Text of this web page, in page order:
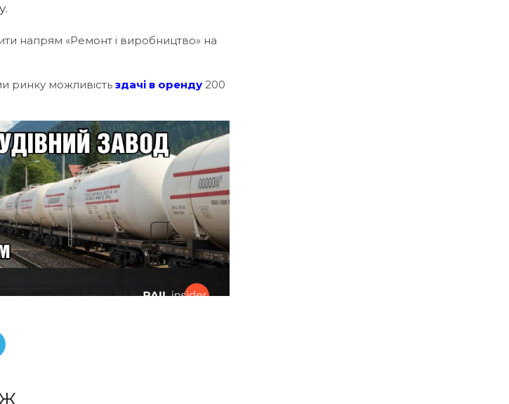
напрям «Ремонт і виробництво» на
ринку можливість здачі в оренду 200